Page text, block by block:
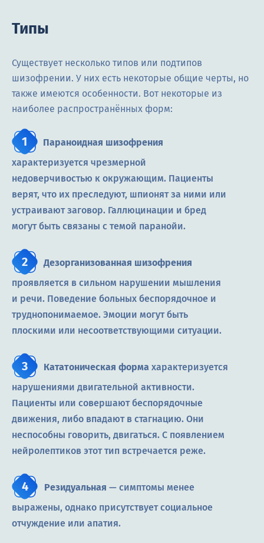
Типы
Существует несколько типов или подтипов
шизофрении. У них есть некоторые общие черты, но
также имеются особенности. Вот некоторые из
наиболее распространённых форм:
Параноидная шизофрения
характеризуется чрезмерной
недоверчивостью к окружающим. Пациенты
верят, что их преследуют, шпионят за ними или
устраивают заговор. Галлюцинации и бред
могут быть связаны с темой паранойи.
Дезорганизованная шизофрения
проявляется в сильном нарушении мышления
и речи. Поведение больных беспорядочное и
труднопонимаемое. Эмоции могут быть
плоскими или несоответствующими ситуации.
Кататоническая форма характеризуется
нарушениями двигательной активности.
Пациенты или совершают беспорядочные
движения, либо впадают в стагнацию. Они
неспособны говорить, двигаться. С появлением
нейролептиков этот тип встречается реже.
Резидуальная — симптомы менее
выражены, однако присутствует социальное
отчуждение или апатия.